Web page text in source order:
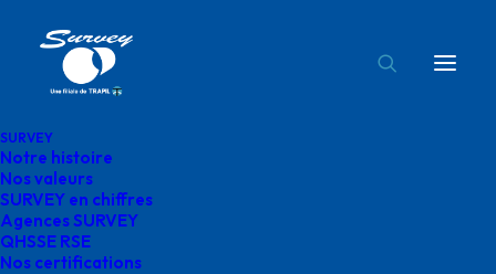
SURVEY
Notre histoire
Nos valeurs
SURVEY en chiffres
Agences SURVEY
QHSSE RSE
Nos certifications
Accueil